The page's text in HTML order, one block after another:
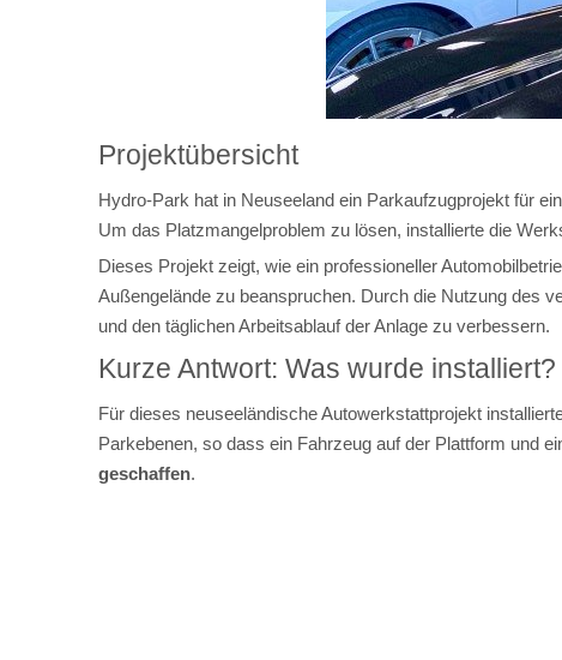
Projektübersicht
Hydro-Park hat in Neuseeland ein Parkaufzugprojekt für
Um das Platzmangelproblem zu lösen, installierte die
Dieses Projekt zeigt, wie ein professioneller
Außengelände zu beanspruchen. Durch die Nutzung des
und den täglichen Arbeitsablauf der Anlage zu verbessern.
Kurze Antwort: Was wurde installiert?
Für dieses neuseeländische Autowerkstattprojekt
Parkebenen, so dass ein Fahrzeug auf der Plattform und
geschaffen.